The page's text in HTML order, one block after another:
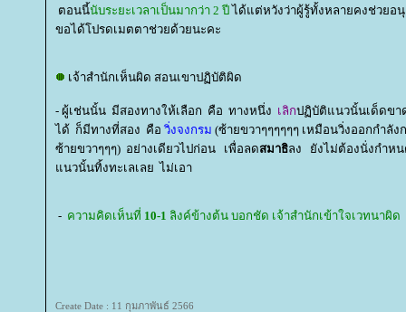
ตอนนี้นับระยะเวลาเป็นมากว่า 2 ปี ได้แต่หวังว่าผู้รู้ทั้งหลายคงช่วย
ขอได้โปรดเมตตาช่วยด้วยนะคะ
เจ้าสำนักเห็นผิด สอนเขาปฏิบัติผิด
- ผู้เช่นนั้น มีสองทางให้เลือก คือ ทางหนึ่ง เลิกปฏิบัติแนวนั้นเด็ดขา
ได้ ก็มีทางที่สอง คือ วิ่งจงกรม (ซ้ายขวาๆๆๆๆๆๆ เหมือนวิ่งออกกำลัง
ซ้ายขวาๆๆๆ) อย่างเดียวไปก่อน
เพื่อลดสมาธิลง ยังไม่ต้องนั่งกำห
นวนั้นทิ้งทะเลเลย ไม่เอา
- ความคิดเห็นที่ 10-1 ลิงค์ข้างต้น บอกชัด เจ้าสำนักเข้าใจเวทนาผิด
Create Date : 11 กุมภาพันธ์ 2566